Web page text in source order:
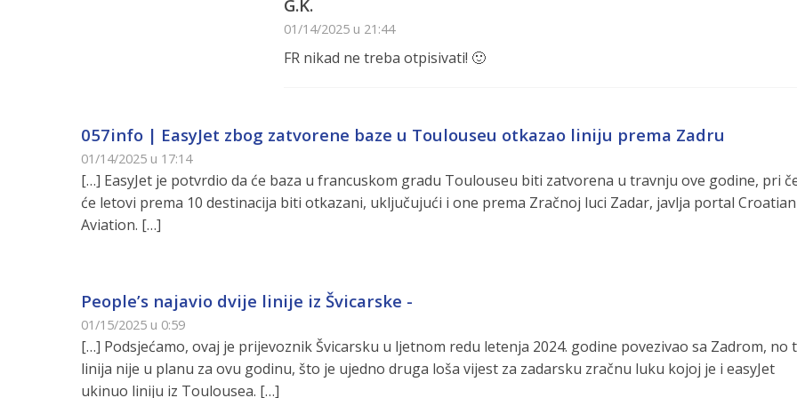
G.K.
01/14/2025 u 21:44
FR nikad ne treba otpisivati! 🙂
057info | EasyJet zbog zatvorene baze u Toulouseu otkazao liniju prema Zadru
01/14/2025 u 17:14
[…] EasyJet je potvrdio da će baza u francuskom gradu Toulouseu biti zatvorena u travnju ove godine, pri
će letovi prema 10 destinacija biti otkazani, uključujući i one prema Zračnoj luci Zadar, javlja portal Croatian
Aviation. […]
People’s najavio dvije linije iz Švicarske -
01/15/2025 u 0:59
[…] Podsjećamo, ovaj je prijevoznik Švicarsku u ljetnom redu letenja 2024. godine povezivao sa Zadrom, no
linija nije u planu za ovu godinu, što je ujedno druga loša vijest za zadarsku zračnu luku kojoj je i easyJet
ukinuo liniju iz Toulousea. […]